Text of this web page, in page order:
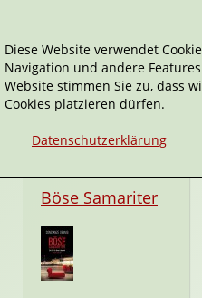
Haymon
Böse Samariter
Diese Website verwendet
Navigation und andere
Website stimmen Sie zu, dass
Cookies platzieren dürfen.
Datenschutzerklärung